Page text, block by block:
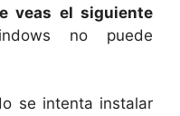
veas el siguiente
no puede
se intenta instalar